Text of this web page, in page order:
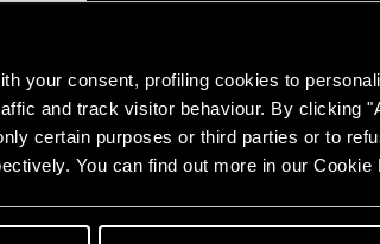
your consent, profiling cookies to
and track visitor behaviour. By clicking
certain purposes or third parties or to
You can find out more in our Cookie